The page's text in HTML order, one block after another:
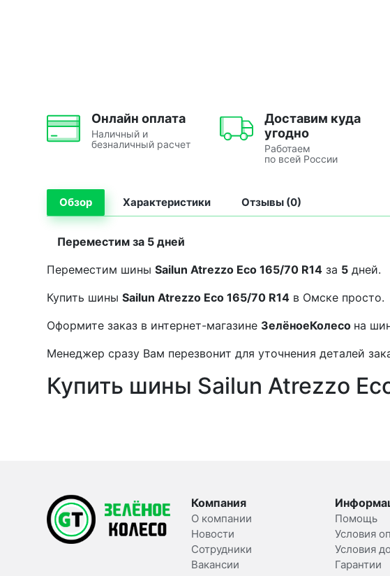
Онлайн оплата
Наличный и
безналичный расчет
Доставим куда
угодно
Работаем
по всей России
Обзор Характеристики Отзывы (0)
Переместим за 5 дней
Переместим шины Sailun Atrezzo Eco 165/70 R14 за 5 дней.
Купить шины Sailun Atrezzo Eco 165/70 R14 в Омске просто.
Оформите заказ в интернет-магазине ЗелёноеКолесо на
Менеджер сразу Вам перезвонит для уточнения деталей
Купить шины Sailun Atrezzo
Компания
О компании
Новости
Сотрудники
Вакансии
Помощь
Условия
Условия
Гарантии